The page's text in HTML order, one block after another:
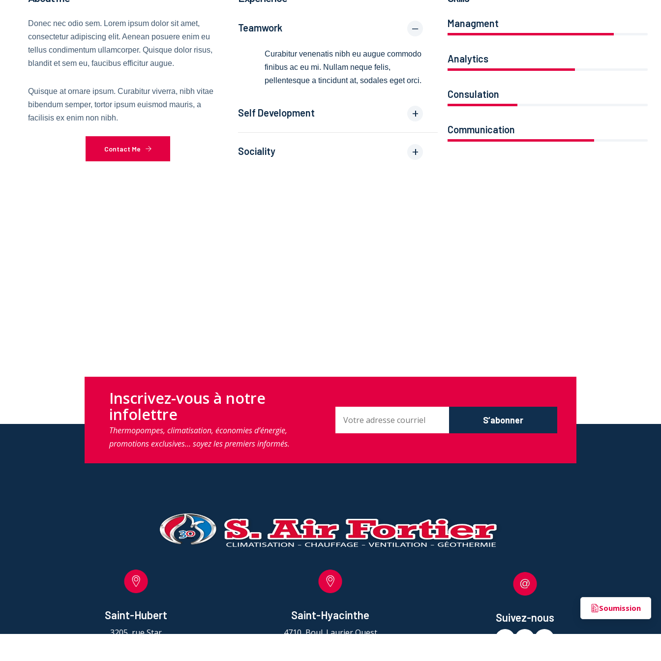
Donec nec odio sem. Lorem ipsum dolor sit amet,
consectetur adipiscing elit. Aenean posuere enim eu
tellus condimentum ullamcorper. Quisque dolor risus,
blandit et sem eu, faucibus efficitur augue.
Quisque at ornare ipsum. Curabitur viverra, nibh vitae
bibendum semper, tortor ipsum euismod mauris, a
facilisis ex enim non nibh.
Contact Me
Teamwork
Curabitur venenatis nibh eu augue commodo
finibus ac eu mi. Nullam neque felis,
pellentesque a tincidunt at, sodales eget orci.
Self Development
Sociality
Managment
Analytics
Consulation
Communication
Inscrivez-vous à notre
infolettre
Thermopompes, climatisation, économies d’énergie,
promotions exclusives… soyez les premiers informés.
Saint-Hubert
3205, rue Star
Saint-Hyacinthe
4710, Boul. Laurier Ouest
Suivez-nous
Soumission